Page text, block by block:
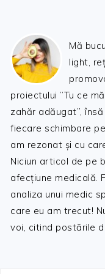
Mă
light,
proiectului ”Tu ce
zahăr adăugat”,
fiecare schimbare
am rezonat și cu
Niciun articol de pe
afecțiune medicală.
analiza unui medic
care eu am trecut!
voi, citind postările